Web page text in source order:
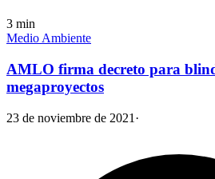
3 min
Medio Ambiente
AMLO firma decreto para
megaproyectos
23 de noviembre de 2021 ·